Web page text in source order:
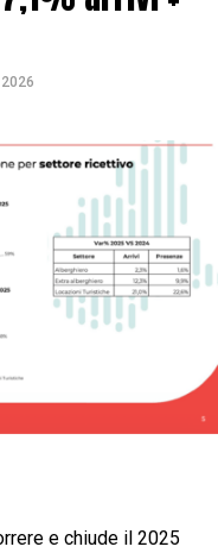
e chiude il 2025